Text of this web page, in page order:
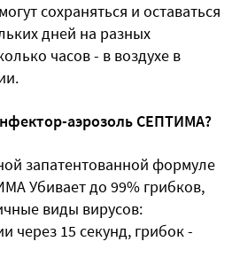
сохраняться и оставаться
дней на разных
часов - в воздухе в
аэрозоль СЕПТИМА?
запатентованной формуле
Убивает до 99% грибков,
виды вирусов:
через 15 секунд, грибок -